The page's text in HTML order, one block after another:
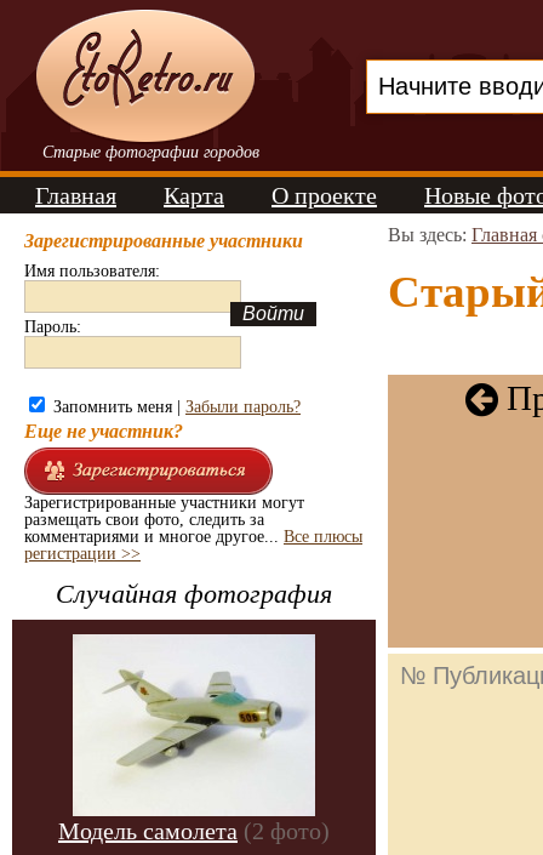
Старые фотографии городов
Главная Карта О проекте Новые
Зарегистрированные участники
Имя пользователя:
Пароль:
Запомнить меня | Забыли пароль?
Еще не участник?
Зарегистрированные участники могут
размещать свои фото, следить за
комментариями и многое другое... Все плюсы
регистрации >>
Случайная фотография
Модель самолета (2 фото)
Вы здесь: Главная
№